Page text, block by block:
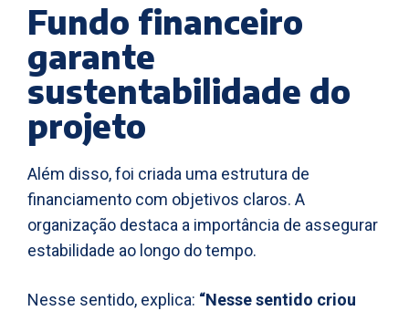
Fundo financeiro
garante
sustentabilidade do
projeto
Além disso, foi criada uma estrutura de
financiamento com objetivos claros. A
organização destaca a importância de assegurar
estabilidade ao longo do tempo.
Nesse sentido, explica: “Nesse sentido criou